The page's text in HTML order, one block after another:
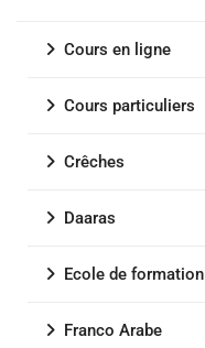
Cours en ligne
Cours particuliers
Crêches
Daaras
Ecole de formation
Franco Arabe